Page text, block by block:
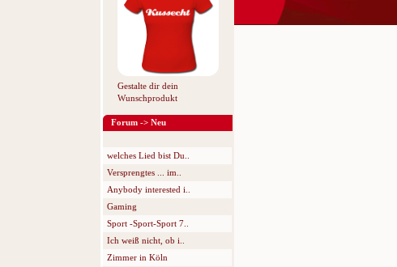
Gestalte dir dein
Wunschprodukt
Forum -> Neu
welches Lied bist Du..
Versprengtes ... im..
Anybody interested i..
Gaming
Sport -Sport-Sport 7..
Ich weiß nicht, ob i..
Zimmer in Köln